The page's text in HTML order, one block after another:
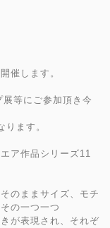
催します。
等にご参加頂き今
ます。
ア作品シリーズ11
のままサイズ、モチ
の一つ一つ
が表現され、それぞ